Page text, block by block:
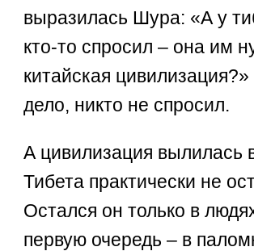
выразилась Шура: «А у
кто-то спросил – она им
китайская
дело, никто не спросил.
А цивилизация вылилась
Тибета практически не
Остался он только в
первую очередь – в